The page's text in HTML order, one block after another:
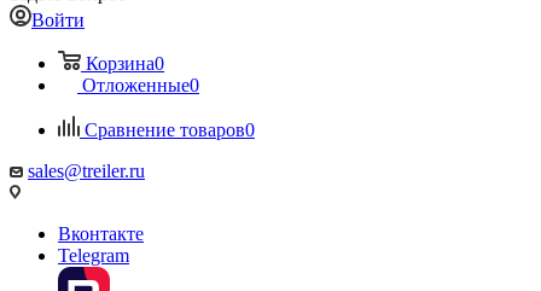
Войти
Корзина0
Отложенные0
Сравнение товаров0
sales@treiler.ru
Вконтакте
Telegram